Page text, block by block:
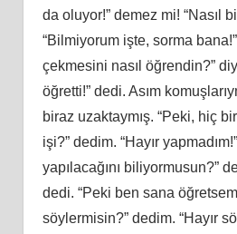
da oluyor!” demez mi! “Nasıl
“Bilmiyorum işte, sorma
çekmesini nasıl öğrendin?”
öğretti!” dedi. Asım
biraz uzaktaymış. “Peki, hiç
işi?” dedim. “Hayır
yapılacağını biliyormusun?”
dedi. “Peki ben sana
söylermisin?” dedim. “Hayır